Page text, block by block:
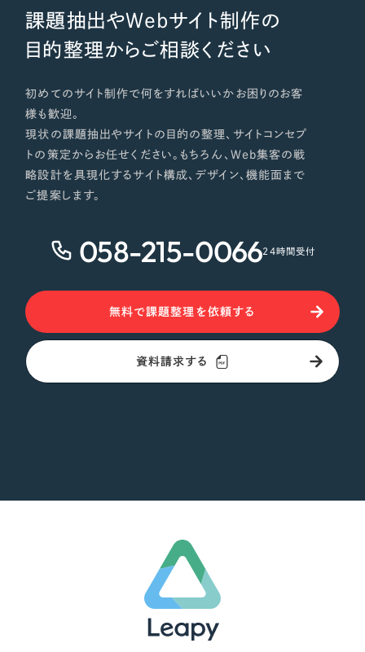
課題抽出やWebサイト制作の
目的整理からご相談ください
初めてのサイト制作で何をすればいいかお困りのお客
様も歓迎。
現状の課題抽出やサイトの目的の整理、サイトコンセプ
トの策定からお任せください。もちろん、Web集客の戦
略設計を具現化するサイト構成、デザイン、機能面まで
ご提案します。
058-215-006624時間受付
無料で課題整理を依頼する
資料請求する